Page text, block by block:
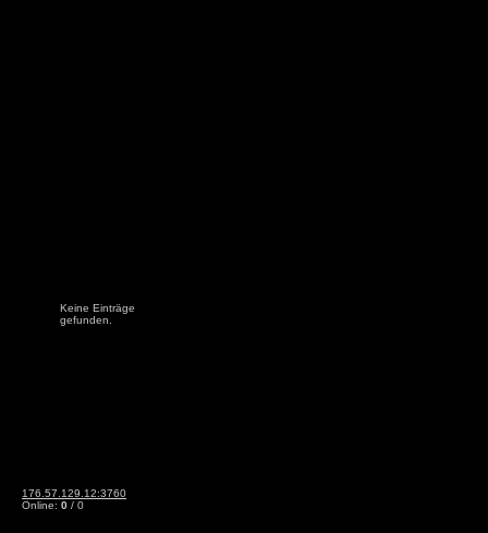
Keine Einträge
gefunden.
176.57.129.12:3760
Online: 0 / 0